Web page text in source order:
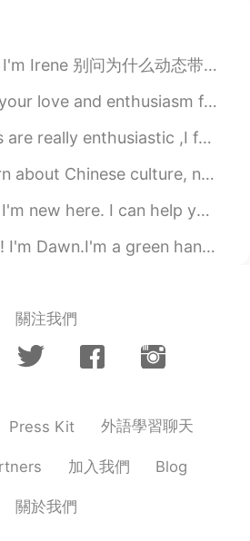
2019.07.02 00:33
遇见吧，会有的
2019.07.02 00:30
好喜欢，为什么我就拍不出
这么好看的云哎
，云每天都在变，每天都在拍
号😅 至于为什么我是国人国籍设置USA主页说的明明白白的了谢谢 还是希望大家能明白这是个学习软件别老是想...
for me😜Here comes the picture that many people want to see
,I feel here the pure warmth, I love you guys!Maybe I can...
not to argue about politics. Please don't send me anythi...
you learn the language. I want to make friends, too. Pl...
hand. I want to learn Chinese because I am going to visit th...
關注我們
Press Kit 外語學習聊天
加入我們 Blog
關於我們